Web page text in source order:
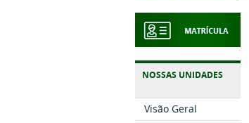
NOSSAS UNIDADES
Visão Geral